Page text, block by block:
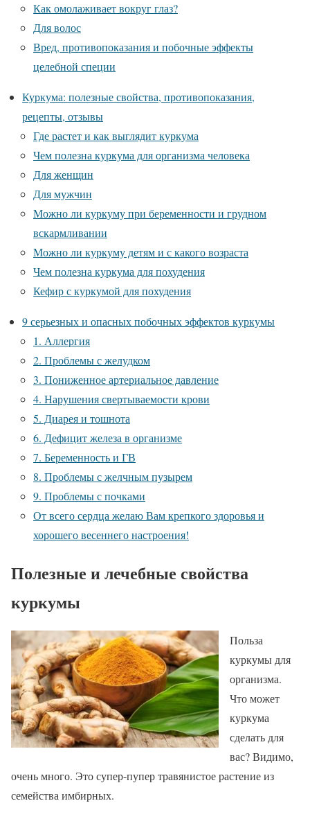
Как омолаживает вокруг глаз?
Для волос
Вред, противопоказания и побочные эффекты
целебной специи
Куркума: полезные свойства, противопоказания,
рецепты, отзывы
Где растет и как выглядит куркума
Чем полезна куркума для организма человека
Для женщин
Для мужчин
Можно ли куркуму при беременности и грудном
вскармливании
Можно ли куркуму детям и с какого возраста
Чем полезна куркума для похудения
Кефир с куркумой для похудения
9 серьезных и опасных побочных эффектов куркумы
1. Аллергия
2. Проблемы с желудком
3. Пониженное артериальное давление
4. Нарушения свертываемости крови
5. Диарея и тошнота
6. Дефицит железа в организме
7. Беременность и ГВ
8. Проблемы с желчным пузырем
9. Проблемы с почками
От всего сердца желаю Вам крепкого здоровья и
хорошего весеннего настроения!
Полезные и лечебные свойства
куркумы
Польза
куркумы для
организма.
Что может
куркума
сделать для
вас? Видимо,
очень много. Это супер-пупер травянистое растение из
семейства имбирных.